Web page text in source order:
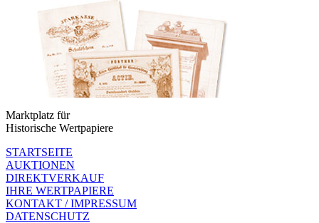
Marktplatz für
Historische Wertpapiere
STARTSEITE
AUKTIONEN
DIREKTVERKAUF
IHRE WERTPAPIERE
KONTAKT / IMPRESSUM
DATENSCHUTZ